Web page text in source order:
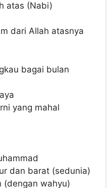
atas (Nabi)
dari Allah atasnya
bagai bulan
yang mahal
dan barat (sedunia)
(dengan wahyu)